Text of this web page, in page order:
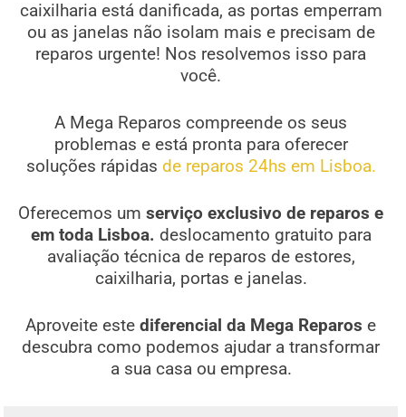
caixilharia está danificada, as portas emperram
ou as janelas não isolam mais e precisam de
reparos urgente! Nos resolvemos isso para
você.
A Mega Reparos compreende os seus
problemas e está pronta para oferecer
soluções rápidas de reparos 24hs em Lisboa.
Oferecemos um serviço exclusivo de reparos e
em toda Lisboa. deslocamento gratuito para
avaliação técnica de reparos de estores,
caixilharia, portas e janelas.
Aproveite estediferencial da Mega Reparos e
descubra como podemos ajudar a transformar
a sua casa ou empresa.